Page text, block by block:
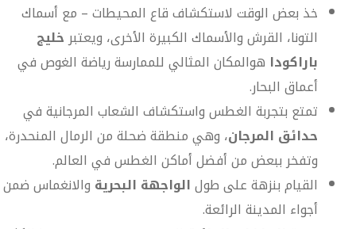
خذ بعض الوقت لاستكشاف قاع المحيطات – مع أسماك
التونا، القرش والأسماك الكبيرة الأخرى، ويعتبر خليج
باراكودا هوالمكان المثالي للممارسة رياضة الغوص في
أعماق البحار.
تمتع بتجربة الغطس واستكشاف الشعاب المرجانية في
حدائق المرجان، وهي منطقة ضحلة من الرمال المنحدرة،
وتفخر ببعض من أفضل أماكن الغطس في العالم.
القيام بنزهة على طولالواجهة البحرية والانغماس ضمن
أجواء المدينة الرائعة.